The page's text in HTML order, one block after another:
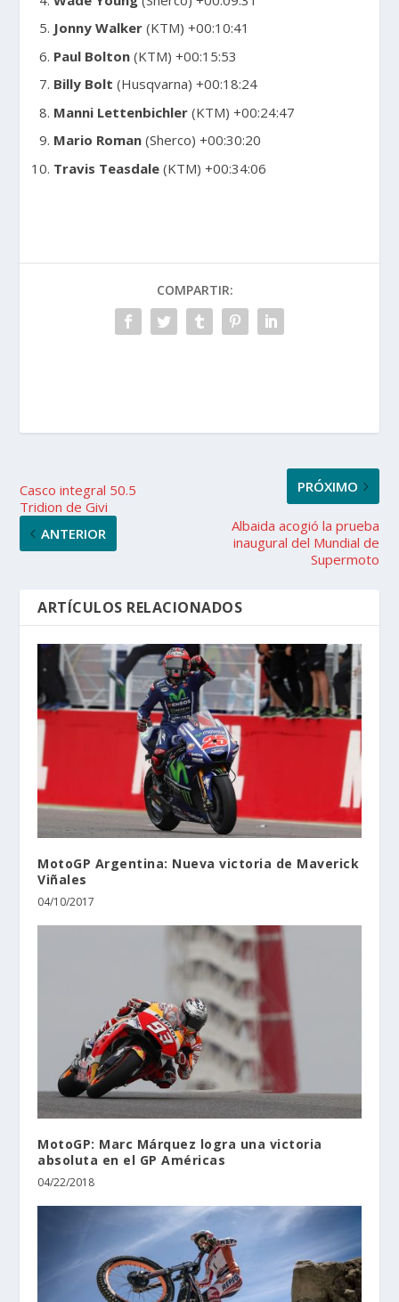
Jonny Walker(KTM) +00:10:41
Paul Bolton(KTM) +00:15:53
Billy Bolt (Husqvarna) +00:18:24
Manni Lettenbichler(KTM) +00:24:47
Mario Roman(Sherco) +00:30:20
Travis Teasdale(KTM) +00:34:06
COMPARTIR:
Casco integral 50.5
Tridion de Givi
ANTERIOR
PRÓXIMO
Albaida acogió la prueba
inaugural del Mundial de
Supermoto
ARTÍCULOS RELACIONADOS
MotoGP Argentina: Nueva victoria de Maverick
Viñales
04/10/2017
MotoGP: Marc Márquez logra una victoria
absoluta en el GP Américas
04/22/2018